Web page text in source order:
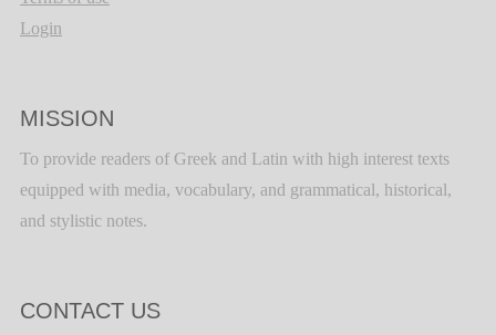
Login
MISSION
To provide readers of Greek and Latin with high interest texts
equipped with media, vocabulary, and grammatical, historical,
and stylistic notes.
CONTACT US